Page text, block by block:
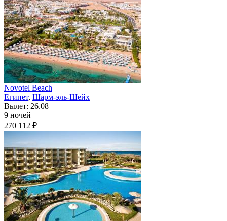
Novotel Beach
Египет, Шарм-эль-Шейх
Вылет: 26.08
9 ночей
270 112 ₽